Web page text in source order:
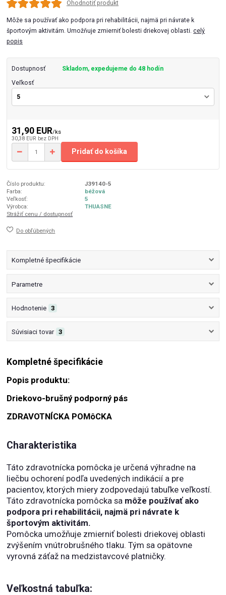
Ohodnotiť produkt
Môže sa používať ako podpora pri rehabilitácii, najmä pri návrate k
športovým aktivitám. Umožňuje zmierniť bolesti driekovej oblasti.celý
popis
Dostupnosť Skladom, expedujeme do 48 hodín
Veľkosť
31,90 EUR/ks
30,38 EUR bez DPH
Pridať do košíka
Číslo produktu:
J39140-5
Farba:
béžová
Veľkosť:
5
Výrobca:
THUASNE
Strážiť cenu / dostupnosť
Do obľúbených
Kompletné špecifikácie
Parametre
Hodnotenie 3
Súvisiaci tovar 3
Kompletné špecifikácie
Popis produktu:
Driekovo-brušný podporný pás
ZDRAVOTNÍCKA POMôCKA
Charakteristika
Táto zdravotnícka pomôcka je určená výhradne na
liečbu ochorení podľa uvedených indikácií a pre
pacientov, ktorých miery zodpovedajú tabuľke veľkostí.
Táto zdravotnícka pomôcka sa môže používať ako
podpora pri rehabilitácii, najmä pri návrate k
športovým aktivitám.
Pomôcka umožňuje zmierniť bolesti driekovej oblasti
zvýšením vnútrobrušného tlaku. Tým sa opätovne
vyrovná záťaž na medzistavcové platničky.
Veľkostná tabuľka: